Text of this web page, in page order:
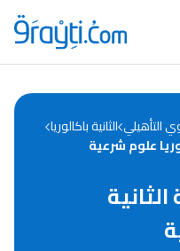
Catégories
d'actualités
التأهيلي الثانية باكالوريا
علوم شرعية